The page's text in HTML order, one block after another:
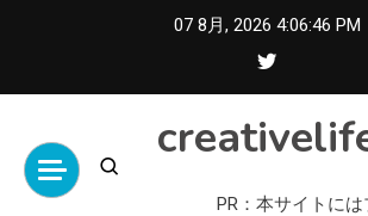
07 8月, 2026 4:06:47 PM
PR：本サイトに